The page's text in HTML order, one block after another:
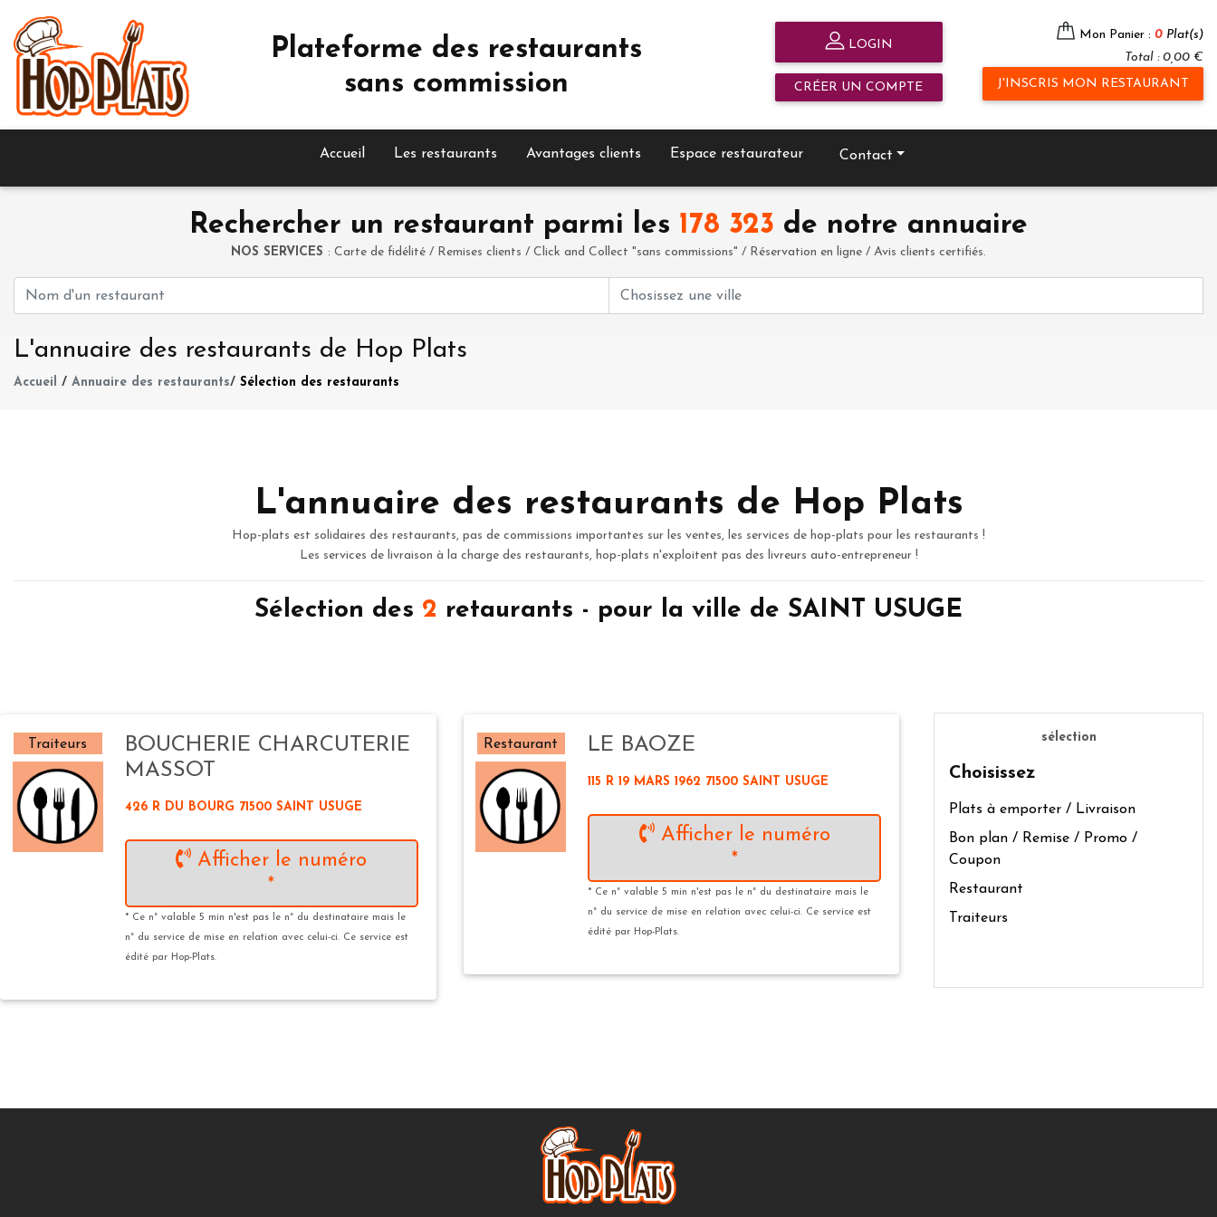
Plateforme des restaurants
sans commission
LOGIN
CRÉER UN COMPTE
Mon Panier : 0 Plat(s)
Total : 0,00 €
J'INSCRIS MON RESTAURANT
Accueil Les restaurants Avantages clients Espace restaurateur Contact
Rechercher un restaurant parmi les 178 323 de notre annuaire
NOS SERVICES : Carte de fidélité / Remises clients / Click and Collect "sans commissions" / Réservation en ligne / Avis clients certifiés.
L'annuaire des restaurants de Hop Plats
Accueil / Annuaire des restaurants/ Sélection des restaurants
L'annuaire des restaurants de Hop Plats
Hop-plats est solidaires des restaurants, pas de commissions importantes sur les ventes, les services de hop-plats pour les restaurants !
Les services de livraison à la charge des restaurants, hop-plats n'exploitent pas des livreurs auto-entrepreneur !
Sélection des 2 retaurants - pour la ville de SAINT USUGE
Traiteurs
BOUCHERIE CHARCUTERIE
MASSOT
426 R DU BOURG 71500 SAINT USUGE
Afficher le numéro
*
* Ce n° valable 5 min n'est pas le n° du destinataire mais le
n° du service de mise en relation avec celui-ci. Ce service est
édité par Hop-Plats.
Restaurant LE BAOZE
115 R 19 MARS 1962 71500 SAINT USUGE
Afficher le numéro
*
* Ce n° valable 5 min n'est pas le n° du destinataire mais le
n° du service de mise en relation avec celui-ci. Ce service est
édité par Hop-Plats.
sélection
Choisissez
Plats à emporter / Livraison
Bon plan / Remise / Promo /
Coupon
Restaurant
Traiteurs